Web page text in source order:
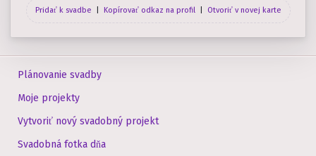
Pridať k svadbe Kopírovať odkaz na profil Otvoriť v novej karte
Plánovanie svadby
Moje projekty
Vytvoriť nový svadobný projekt
Svadobná fotka dňa